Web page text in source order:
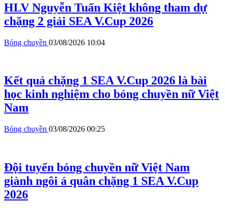
HLV Nguyễn Tuấn Kiệt không tham dự
chặng 2 giải SEA V.Cup 2026
Bóng chuyền 03/08/2026 10:04
Kết quả chặng 1 SEA V.Cup 2026 là bài
học kinh nghiệm cho bóng chuyền nữ Việt
Nam
Bóng chuyền 03/08/2026 00:25
Đội tuyển bóng chuyền nữ Việt Nam
giành ngôi á quân chặng 1 SEA V.Cup
2026